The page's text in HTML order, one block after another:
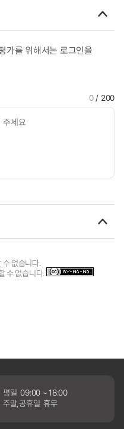
가를 위해서는 로그인을
0/ 200
수 없습니다.
수 없습니다.
평일 09:00 ~ 18:00
주말,공휴일 휴무